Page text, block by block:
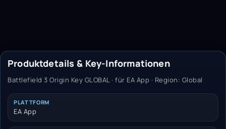
Produktdetails & Key-Informationen
Battlefield 3 Origin Key GLOBAL · für EA App · Region: Global
PLATTFORM
EA App